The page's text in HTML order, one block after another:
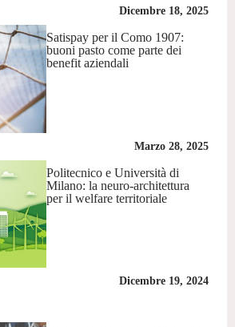
Dicembre 18, 2025
Satispay per il Como 1907:
buoni pasto come parte dei
benefit aziendali
Marzo 28, 2025
Politecnico e Università di
Milano: la neuro-architettura
per il welfare territoriale
Dicembre 19, 2024